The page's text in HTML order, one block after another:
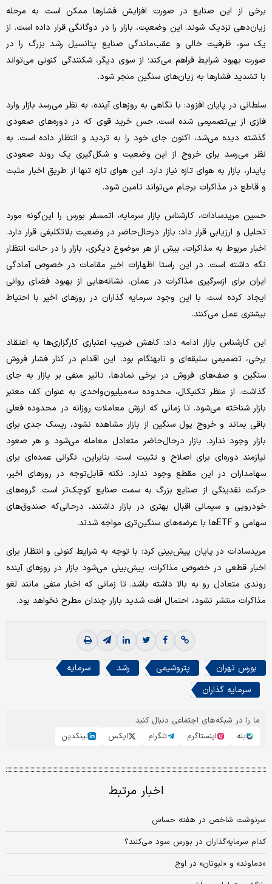
برخی از این صنایع در صورت افزایش فشارها ممکن است به مرحله
زیان‌دهی نزدیک شوند. این وضعیت، بازار را در دوگانگی قرار داده است. از
یک سو، ظرفیت خالی و عقب‌ماندگی صنایع پتانسیل رشد بزرگ را در
صورت بهبود شرایط فراهم می‌کند؛ از سوی دیگر، شکنندگی کنونی می‌تواند
با تشدید فشارها به زیان‌های سنگین منجر شود.
سلطانی در پایان افزود: با نگاهی به روزهای آینده، به نظر می‌رسد بازار وارد
فازی از بی‌تصمیمی شده است. حس خرید قوی که در دوره‌های صعودی
گذشته دیده می‌شد، اکنون جای خود را به تردید و انتظار داده است. به
نظر می‌رسد برای خروج از این وضعیت و شکل‌گیری یک روند صعودی
پایدار، بازار به هوای تازه نیاز دارد. این هوای تازه تنها از طریق اخبار مثبت
و قاطع در مذاکرات برجام می‌تواند تامین شود.
حسین مرید‌سادات، کارشناس بازار سرمایه، اتمسفر بورس را این‌گونه مورد
تحلیل و ارزیابی قرار داد: بازار در‌حال‌حاضر در وضعیت بلاتکلیفی قرار دارد.
اخبار مربوط به مذاکرات، بیش از هر موضوع دیگری، بازار را در حالت انتظار
نگه داشته است. در این راستا اظهارات اخیر مقامات در خصوص آمادگی
ایران برای ازسرگیری مذاکرات در عمان، نشانه‌هایی از بهبود فضای روانی
ایجاد کرده است. با این وجود سرمایه گذاران در روزهای اخیر با احتیاط
بیشتری عمل می‌کنند.
این کارشناس بازار ادامه داد: کاهش ضریب اعتباری کارگزاری‌ها به اعتقاد
برخی، تصمیمی سلیقه‌ای و نابهنگام بود. این اقدام در کنار فشار فروش
سنگین و صف‌های فروش در برخی نمادها، تاثیر منفی بر بازار به جای
گذاشت. از منظر تکنیکال، محدوده سه‌میلیون‌واحدی به عنوان کف معتبر
بازار شناخته می‌شود. تا زمانی که ارزش معاملات روزانه در محدوده فعلی
باقی بماند و خروج پول سنگین از بازار مشاهده نشود، ریسک جدی برای
بازار وجود ندارد. بازار در‌حال‌حاضر متعادل معامله می‌شود و هر صعود
نیازمند دوره‌ای برای اصلاح و تثبیت است. بنابراین، نگرانی عمده‌ای برای
سهامداران در این مقطع وجود ندارد. نکته قابل‌توجه در روزهای اخیر،
حرکت نقدینگی از صنایع بزرگ به سمت صنایع کوچک‌تر است. گروه‌های
خودرویی و سیمانی اقبال بهتری در بازار داشتند، در‌حالی‌که صندوق‌های
سهامی و ETFها با عرضه‌های سنگین‌تری مواجه شدند.
مرید‌سادات در پایان پیش‌بینی کرد: با توجه به شرایط کنونی و انتظار برای
اخبار قطعی در خصوص مذاکرات، پیش‌بینی می‌شود بازار در روزهای آینده
روندی متعادل رو به بالا داشته باشد. تا زمانی که اخبار منفی مانند لغو
مذاکرات منتشر نشود، احتمال افت شدید بازار چندان مطرح نخواهد بود.
بورس تهران پتروشیمی رشد
سرمایه
سرمایه گذاران
ما را در شبکه‌های اجتماعی دنبال کنید
بله
اینستاگرم تلگرام ایکس لینکدین
اخبار مرتبط
سرنوشت شاخص در هفته حساس
کدام سرمایه‌گذاران در بورس سود می‌کنند؟
«دماوند» و «لبوتان» در اوج